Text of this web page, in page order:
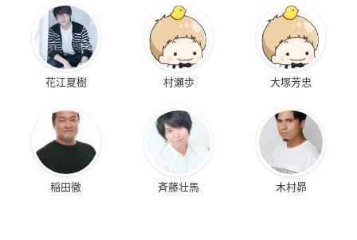
花江夏樹 村瀬歩 大塚芳忠
稲田徹 斉藤壮馬 木村昴